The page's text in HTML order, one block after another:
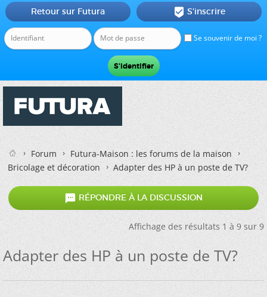
Se souvenir de moi ?
Retour sur Futura  S'inscrire
Forum
Futura-Maison : les forums de la maison
Bricolage et décoration
Adapter des HP à un poste de TV?
 RÉPONDRE À LA DISCUSSION
Affichage des résultats 1 à 9 sur 9
Adapter des HP à un poste de TV?